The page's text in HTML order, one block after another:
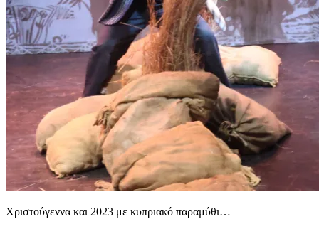
Χριστούγεννα και 2023 με κυπριακό παραμύθι…